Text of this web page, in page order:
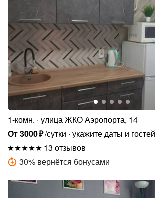
1-комн. улица ЖКО Аэропорта, 14
От3000₽/сутки укажите даты и гостей
13 отзывов
30% вернётся бонусами